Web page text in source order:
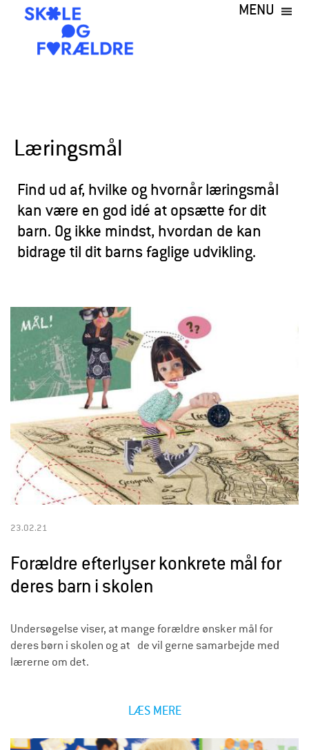
hovedindhold
l
o
g
F
o
æ
l
d
r
e
MENU
Læringsmål
Find ud af, hvilke og hvornår læringsmål
kan være en god idé at opsætte for dit
barn. Og ikke mindst, hvordan de kan
bidrage til dit barns faglige udvikling.
23.02.21
Forældre efterlyser konkrete mål for
deres barn i skolen
Undersøgelse viser, at mange forældre ønsker mål for
deres børn i skolen og at de vil gerne samarbejde med
lærerne om det.
LÆS MERE